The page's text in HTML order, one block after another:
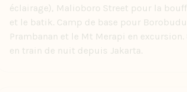
éclairage), Malioboro Street pour la
et le batik. Camp de base pour
Prambanan et le Mt Merapi en excursion.
en train de nuit depuis Jakarta.